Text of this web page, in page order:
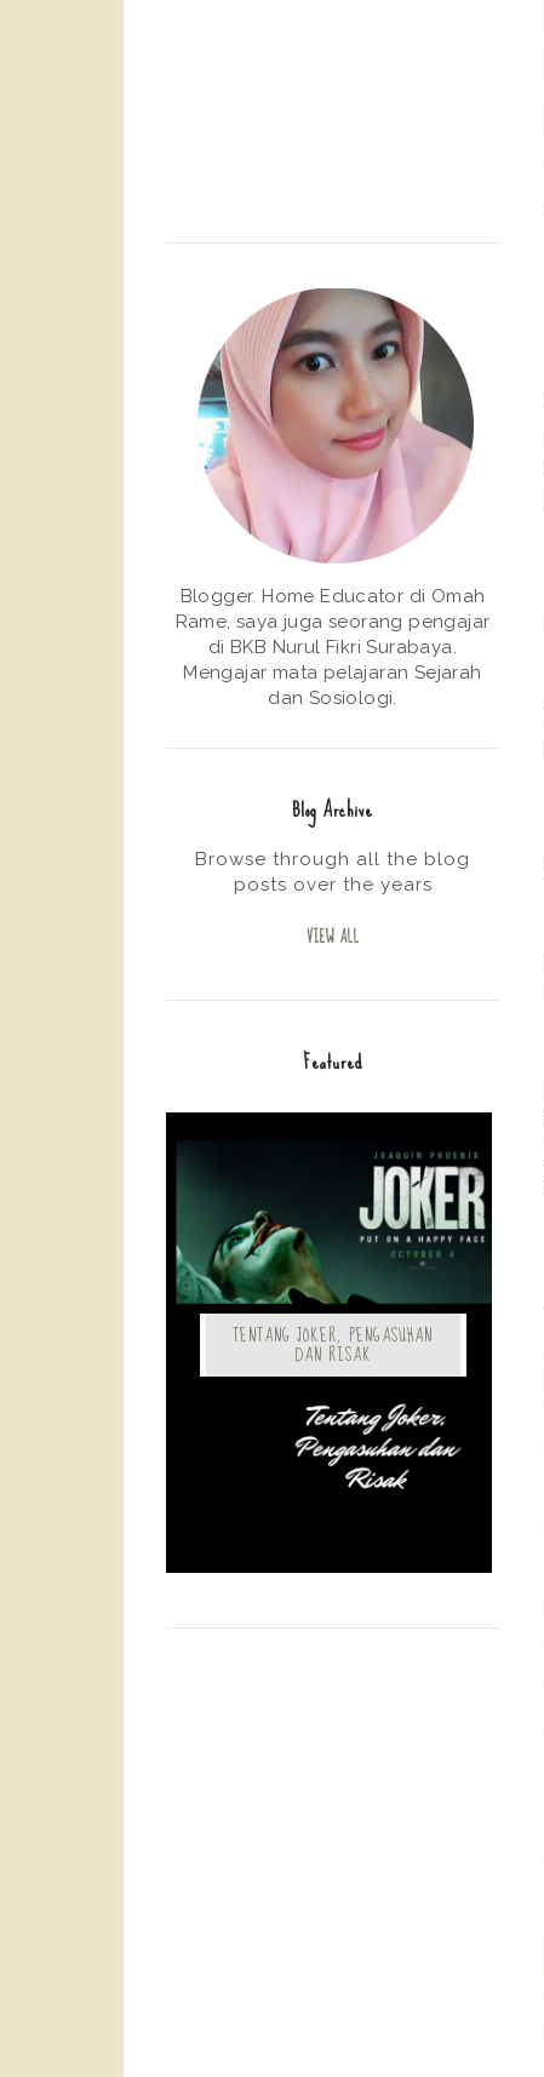
Blogger. Home Educator di Omah
Rame, saya juga seorang pengajar
di BKB Nurul Fikri Surabaya.
Mengajar mata pelajaran Sejarah
dan Sosiologi.
Blog Archive
Browse through all the blog
posts over the years
VIEW ALL
Featured
TENTANG JOKER, PENGASUHAN
DAN RISAK